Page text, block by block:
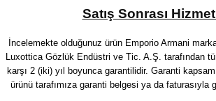
Satış Sonrası
İncelemekte olduğunuz ürün Emporio Armani
Luxottica Gözlük Endüstri ve Tic. A.Ş. tarafından
karşı 2 (iki) yıl boyunca garantilidir. Garanti
ürünü tarafımıza garanti belgesi ya da faturasıyla